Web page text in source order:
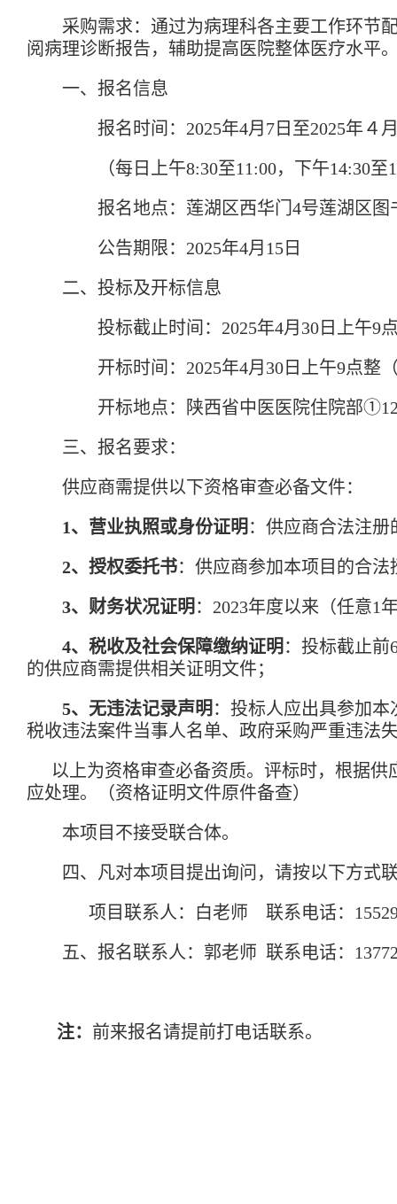
采购需求： 通过为病理科各主要工作环节
阅病理诊断报告，辅助提高医院整体医疗水平
一、 报名信息
报名时间： 2025年4月7 日至2025年 ４
（每日上午8:30至11:00，下午14:30至
报名地点： 莲湖区西华门 4号莲湖区图
公告期限： 2025年4月15日
二、 投标及开标信息
投标截止时间： 2025年4月30日上午9
开标时间： 2025年4月30日上午9点整
开标地点：陕西省中医医院住院部
三、 报名要求：
供应商需提供以下资格审查必备文件：
1、 营业执照或身份证明 ： 供应商合法注册
2、 授权委托书： 供应商参加本项目的合法
3、 财务状况证明 ： 2023年度以来（任意1
4、 税收及社会保障缴纳证明 ： 投标截止前
的供应商需提供相关证明文件；
5、无违法记录声明 ： 投标人应出具参加本
税收违法案件当事人名单、政府采购严重违法
以上为资格审查必备资质。 评标时，根据供
应处理。（资格证明文件原件备查）
本项目不接受联合体。
四、凡对本项目提出询问，请按以下方式
项目联系人：白老师 联系电话：
五、报名联系人： 郭老师 联系电话：
注： 前来报名请提前打电话联系。